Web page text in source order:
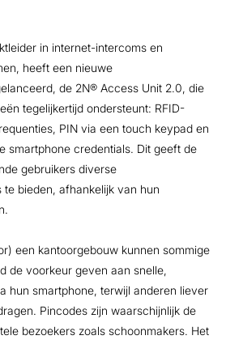
in internet-intercoms en
heeft een nieuwe
de 2N® Access Unit 2.0, die
tegelijkertijd ondersteunt: RFID-
PIN via een touch keypad en
smartphone credentials. Dit geeft de
gebruikers diverse
bieden, afhankelijk van hun
een kantoorgebouw kunnen sommige
de voorkeur geven aan snelle,
hun smartphone, terwijl anderen liever
Pincodes zijn waarschijnlijk de
bezoekers zoals schoonmakers. Het